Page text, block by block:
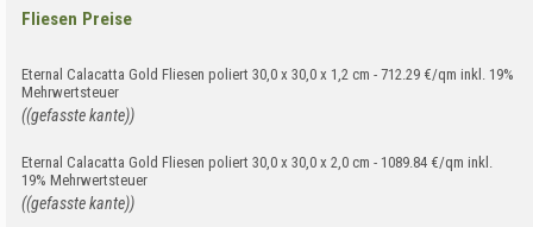
Fliesen Preise
Eternal Calacatta Gold Fliesen poliert 30,0 x 30,0 x 1,2 cm - 712.29 €/qm inkl. 19%
Mehrwertsteuer
((gefasste kante))
Eternal Calacatta Gold Fliesen poliert 30,0 x 30,0 x 2,0 cm - 1089.84 €/qm inkl.
19% Mehrwertsteuer
((gefasste kante))